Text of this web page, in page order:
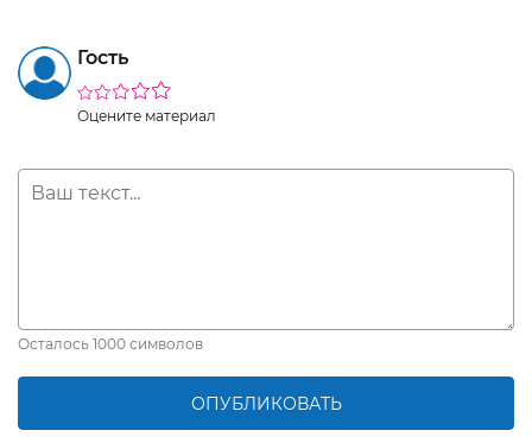
Гость
Оцените материал
Осталось 1000 символов
ОПУБЛИКОВАТЬ